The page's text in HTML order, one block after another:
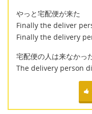
やっと宅配便が来た
Finally the deliver
Finally the delivery
宅配便の人は来なかっ
The delivery person